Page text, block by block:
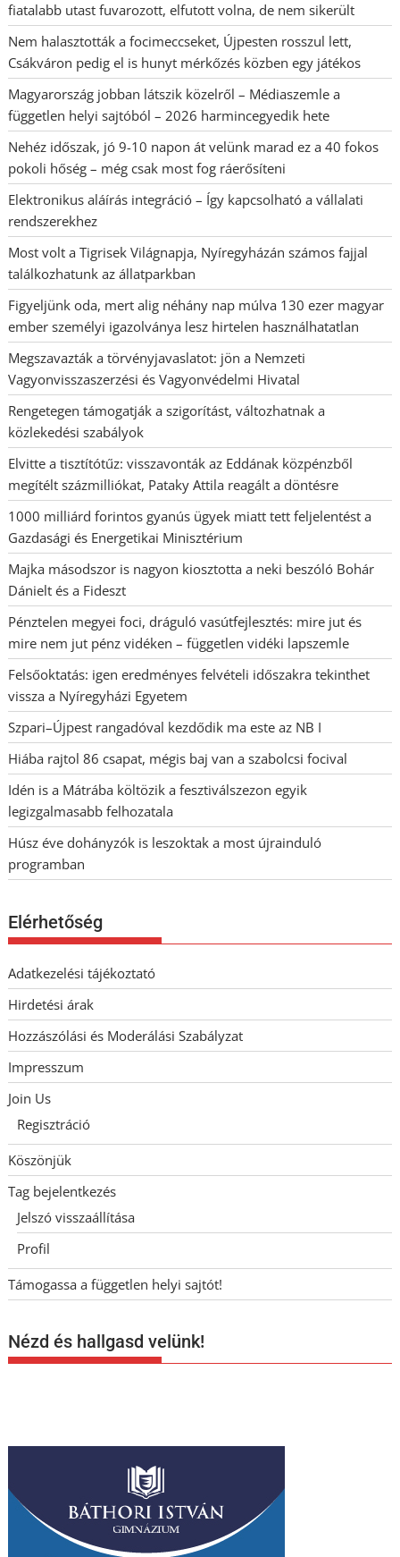
fiatalabb utast fuvarozott, elfutott volna, de nem sikerült
Nem halasztották a focimeccseket, Újpesten rosszul lett,
Csákváron pedig el is hunyt mérkőzés közben egy játékos
Magyarország jobban látszik közelről – Médiaszemle a
független helyi sajtóból – 2026 harmincegyedik hete
Nehéz időszak, jó 9-10 napon át velünk marad ez a 40 fokos
pokoli hőség – még csak most fog ráerősíteni
Elektronikus aláírás integráció – Így kapcsolható a vállalati
rendszerekhez
Most volt a Tigrisek Világnapja, Nyíregyházán számos fajjal
találkozhatunk az állatparkban
Figyeljünk oda, mert alig néhány nap múlva 130 ezer magyar
ember személyi igazolványa lesz hirtelen használhatatlan
Megszavazták a törvényjavaslatot: jön a Nemzeti
Vagyonvisszaszerzési és Vagyonvédelmi Hivatal
Rengetegen támogatják a szigorítást, változhatnak a
közlekedési szabályok
Elvitte a tisztítótűz: visszavonták az Eddának közpénzből
megítélt százmilliókat, Pataky Attila reagált a döntésre
1000 milliárd forintos gyanús ügyek miatt tett feljelentést a
Gazdasági és Energetikai Minisztérium
Majka másodszor is nagyon kiosztotta a neki beszóló Bohár
Dánielt és a Fideszt
Pénztelen megyei foci, dráguló vasútfejlesztés: mire jut és
mire nem jut pénz vidéken – független vidéki lapszemle
Felsőoktatás: igen eredményes felvételi időszakra tekinthet
vissza a Nyíregyházi Egyetem
Szpari–Újpest rangadóval kezdődik ma este az NB I
Hiába rajtol 86 csapat, mégis baj van a szabolcsi focival
Idén is a Mátrába költözik a fesztiválszezon egyik
legizgalmasabb felhozatala
Húsz éve dohányzók is leszoktak a most újrainduló
programban
Elérhetőség
Adatkezelési tájékoztató
Hirdetési árak
Hozzászólási és Moderálási Szabályzat
Impresszum
Join Us
Regisztráció
Köszönjük
Tag bejelentkezés
Jelszó visszaállítása
Profil
Támogassa a független helyi sajtót!
Nézd és hallgasd velünk!